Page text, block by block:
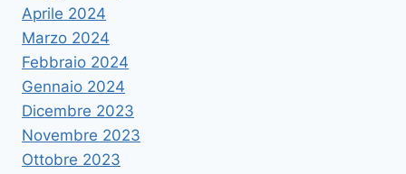
Aprile 2024
Marzo 2024
Febbraio 2024
Gennaio 2024
Dicembre 2023
Novembre 2023
Ottobre 2023